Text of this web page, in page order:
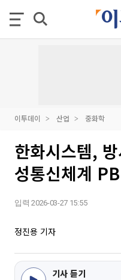
이투데이 산업 중화학
한화시스템,
성통신체계
입력 2026-03-27 15:55
정진용 기자
기사 듣기